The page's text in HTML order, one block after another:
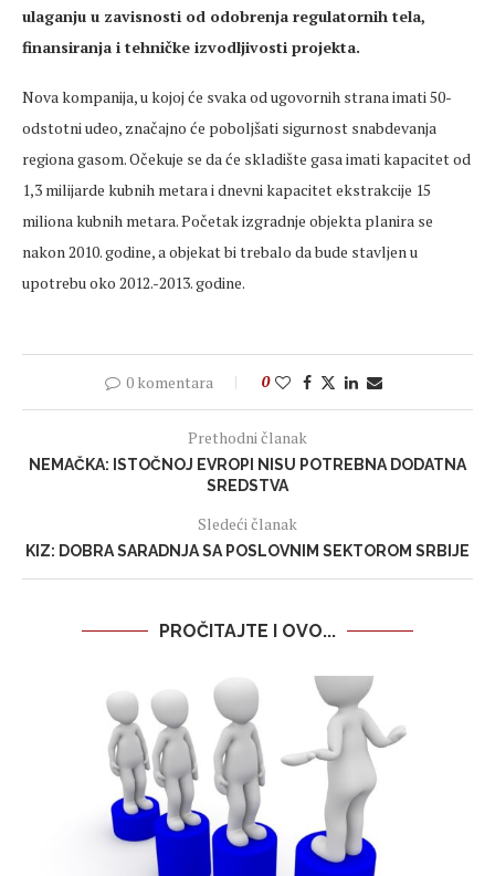
ulaganju u zavisnosti od odobrenja regulatornih tela,
finansiranja i tehničke izvodljivosti projekta.
Nova kompanija, u kojoj će svaka od ugovornih strana imati 50-
odstotni udeo, značajno će poboljšati sigurnost snabdevanja
regiona gasom. Očekuje se da će skladište gasa imati kapacitet od
1,3 milijarde kubnih metara i dnevni kapacitet ekstrakcije 15
miliona kubnih metara. Početak izgradnje objekta planira se
nakon 2010. godine, a objekat bi trebalo da bude stavljen u
upotrebu oko 2012.-2013. godine.
0 komentara 0
Prethodni članak
NEMAČKA: ISTOČNOJ EVROPI NISU POTREBNA DODATNA
SREDSTVA
Sledeći članak
KIZ: DOBRA SARADNJA SA POSLOVNIM SEKTOROM SRBIJE
PROČITAJTE I OVO...